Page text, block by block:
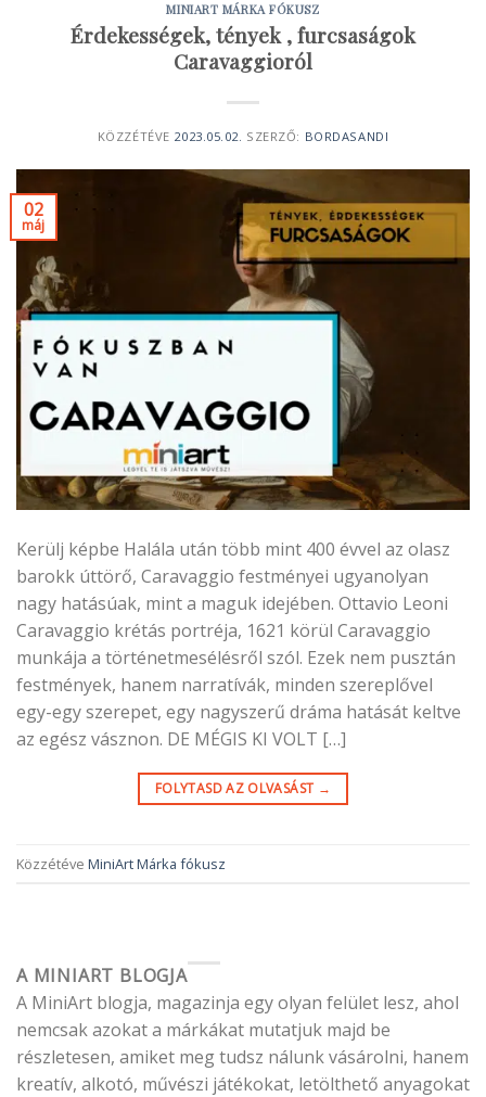
MINIART MÁRKA FÓKUSZ
Érdekességek, tények , furcsaságok
Caravaggioról
KÖZZÉTÉVE 2023.05.02. SZERZŐ: BORDASANDI
02
máj
Kerülj képbe Halála után több mint 400 évvel az olasz
barokk úttörő, Caravaggio festményei ugyanolyan
nagy hatásúak, mint a maguk idejében. Ottavio Leoni
Caravaggio krétás portréja, 1621 körül Caravaggio
munkája a történetmesélésről szól. Ezek nem pusztán
festmények, hanem narratívák, minden szereplővel
egy-egy szerepet, egy nagyszerű dráma hatását keltve
az egész vásznon. DE MÉGIS KI VOLT […]
FOLYTASD AZ OLVASÁST →
Közzétéve MiniArt Márka fókusz
A MINIART BLOGJA
A MiniArt blogja, magazinja egy olyan felület lesz, ahol
nemcsak azokat a márkákat mutatjuk majd be
részletesen, amiket meg tudsz nálunk vásárolni, hanem
kreatív, alkotó, művészi játékokat, letölthető anyagokat